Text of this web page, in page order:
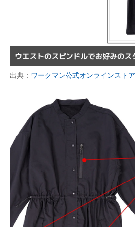
出典： ワークマン公式オンラインストア